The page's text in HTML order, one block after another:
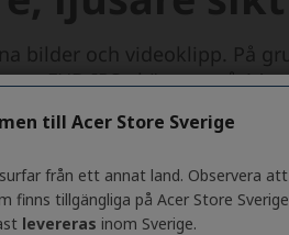
till Acer Store Sverige
från ett annat land. Observera att
finns tillgängliga på Acer Store Sverige
levereras inom Sverige.